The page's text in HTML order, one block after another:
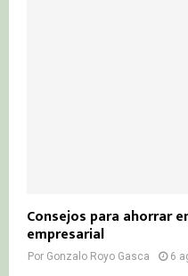
Consejos para ahorrar
empresarial
Por Gonzalo Royo Gasca 6